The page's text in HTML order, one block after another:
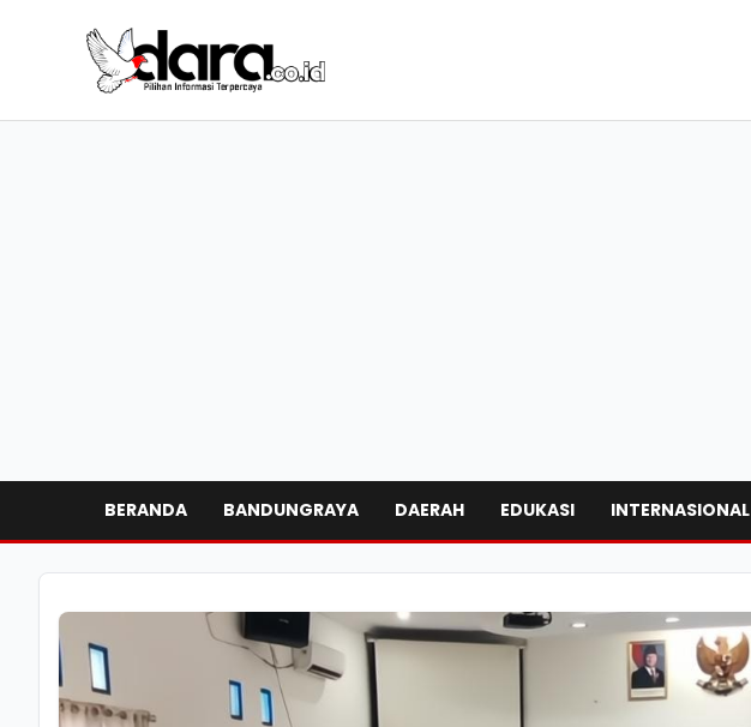
BERANDA BANDUNGRAYA DAERAH EDUKASI INTERNASIONAL